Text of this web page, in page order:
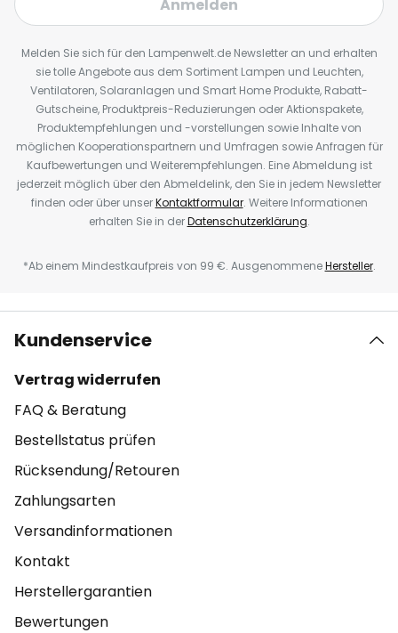
Anmelden
Melden Sie sich für den Lampenwelt.de Newsletter an und erhalten
sie tolle Angebote aus dem Sortiment Lampen und Leuchten,
Ventilatoren, Solaranlagen und Smart Home Produkte, Rabatt-
Gutscheine, Produktpreis-Reduzierungen oder Aktionspakete,
Produktempfehlungen und -vorstellungen sowie Inhalte von
möglichen Kooperationspartnern und Umfragen sowie Anfragen für
Kaufbewertungen und Weiterempfehlungen. Eine Abmeldung ist
jederzeit möglich über den Abmeldelink, den Sie in jedem Newsletter
finden oder über unserKontaktformular. Weitere Informationen
erhalten Sie in derDatenschutzerklärung.
*Ab einem Mindestkaufpreis von 99 €. AusgenommeneHersteller.
Kundenservice
Vertrag widerrufen
FAQ & Beratung
Bestellstatus prüfen
Rücksendung/Retouren
Zahlungsarten
Versandinformationen
Kontakt
Herstellergarantien
Bewertungen